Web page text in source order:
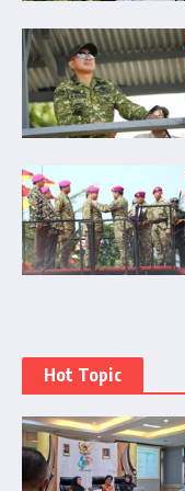
Hot Topic